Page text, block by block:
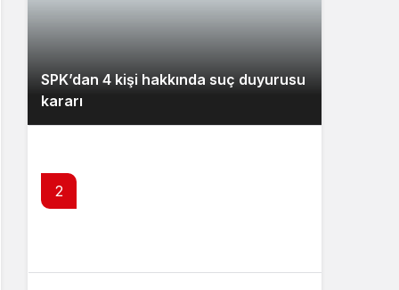
SPK’dan 4 kişi hakkında suç duyurusu
kararı
2